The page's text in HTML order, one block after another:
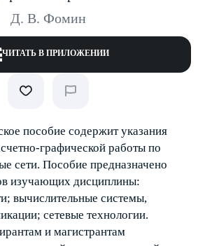
Д. В. Фомин
ЧИТАТЬ В ПРИЛОЖЕНИИ
пособие содержит указания
графической работы по
сети. Пособие предназначено
изучающих дисциплины:
вычислительные системы,
сетевые технологии.
и магистрантам